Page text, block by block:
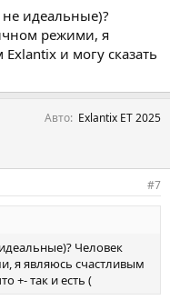
340 км
идеальные)?
режими, я
и могу сказать
Авто Exlantix ET 2025
#7
Человек
я являюсь счастливым
+- так и есть (